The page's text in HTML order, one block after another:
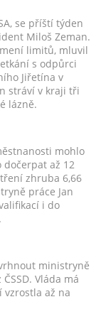
se příští týden
Miloš Zeman.
limitů, mluvil
s odpůrci
Jiřetína v
stráví v kraji tři
lázně.
mohlo
dočerpat až 12
zhruba 6,66
práce Jan
i do
ministryně
Vláda má
vzrostla až na